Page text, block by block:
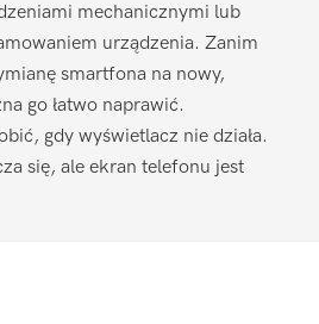
mechanicznymi lub
urządzenia. Zanim
smartfona na nowy,
go łatwo naprawić.
gdy wyświetlacz nie działa.
się, ale ekran telefonu jest